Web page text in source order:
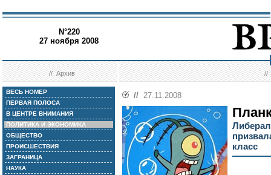
N°220
27 ноября 2008
//Архив //
ВЕСЬ НОМЕР
ПЕРВАЯ ПОЛОСА
В ЦЕНТРЕ ВНИМАНИЯ
ПОЛИТИКА И ЭКОНОМИКА
ОБЩЕСТВО
ПРОИСШЕСТВИЯ
ЗАГРАНИЦА
НАУКА
// 27.11.2008
класс